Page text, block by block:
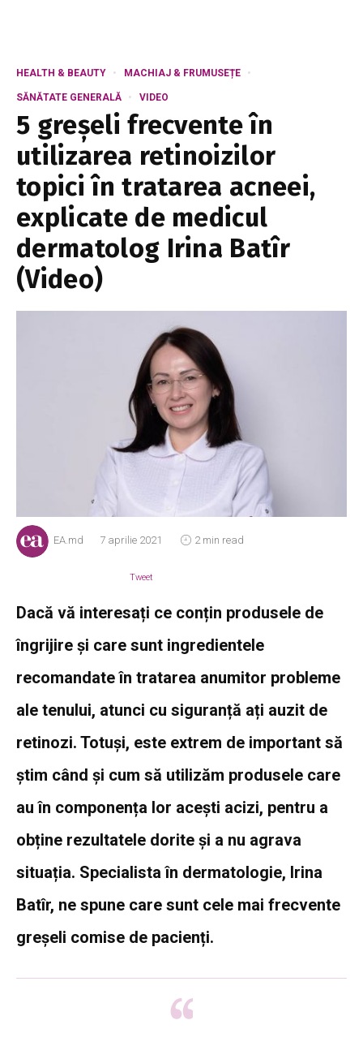
HEALTH & BEAUTY MACHIAJ & FRUMUSEȚE
SĂNĂTATE GENERALĂ VIDEO
5 greșeli frecvente în
utilizarea retinoizilor
topici în tratarea acneei,
explicate de medicul
dermatolog Irina Batîr
(Video)
EA.md 7 aprilie 2021 2 min read
Tweet
Dacă vă interesați ce conțin produsele de
îngrijire și care sunt ingredientele
recomandate în tratarea anumitor probleme
ale tenului, atunci cu siguranță ați auzit de
retinozi. Totuși, este extrem de important să
știm când și cum să utilizăm produsele care
au în componența lor acești acizi, pentru a
obține rezultatele dorite și a nu agrava
situația. Specialista în dermatologie, Irina
Batîr, ne spune care sunt cele mai frecvente
greșeli comise de pacienți.